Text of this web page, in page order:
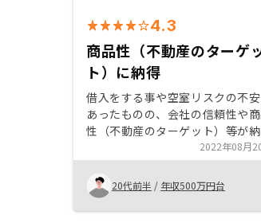
4.3
商品性（不動産のターゲ
ト）に納得
借入をする事や空室リスクの不
あったものの、会社の信頼性や
性（不動産のターゲット）等が
のいくものだった為購入を決め
営業担当者と契約担当者の対応
切かつ分かりやすく丁寧だった為
信頼感を感じれた。
2022年08月
20代前半 / 年収500万円台